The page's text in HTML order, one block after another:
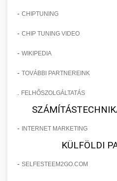
- CHIPTUNING
- CHIP TUNING VIDEO
- WIKIPEDIA
- TOVÁBBI PARTNEREINK
FELHŐSZOLGÁLTATÁS
- INTERNET MARKETING
KÜLFÖLDI
- SELFESTEEM2GO.COM